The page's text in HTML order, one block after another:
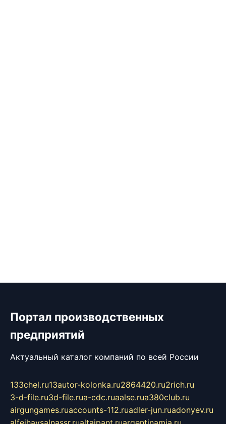
Портал производственных
предприятий
Актуальный каталог компаний по всей России
133chel.ru13autor-kolonka.ru2864420.ru2rich.ru
3-d-file.ru3d-file.rua-cdc.ruaalse.rua380club.ru
airgungames.ruaccounts-112.ruadler-jun.ruadonyev.ru